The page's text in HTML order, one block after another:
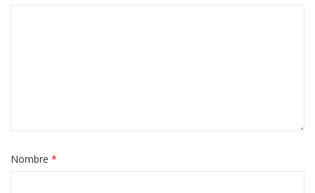
Nombre *